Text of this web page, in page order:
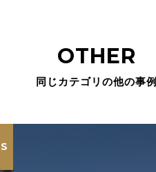
OTHER
同じカテゴリの他の事例